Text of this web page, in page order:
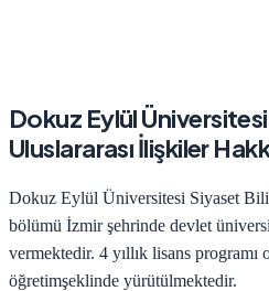
Dokuz Eylül Üniversitesi
Uluslararası İlişkiler
Dokuz Eylül Üniversitesi Siyaset
bölümü İzmirşehrinde devlet
vermektedir. 4 yıllık lisans programı
öğretimşeklinde yürütülmektedir.